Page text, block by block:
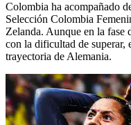
Colombia ha acompañado
Selección Colombia
Zelanda. Aunque en la fase
con la dificultad de superar,
trayectoria de Alemania.